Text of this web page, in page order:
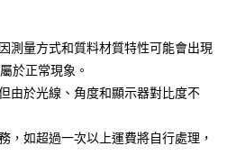
後才付款」的支付方式。 讓您購物簡單
綁卡、不需儲值。
證，即可結帳。
，再付款。
後付」後，將跳轉至「AFTEE先享後付」
以上)免運費
測量方式和質料材質特性可能會出現
於正常現象。
由於光線、角度和顯示器對比度不
，如超過一次以上運費將自行處理，